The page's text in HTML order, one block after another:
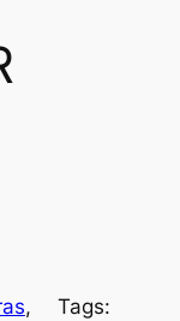
Tags: